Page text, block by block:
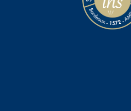
nous plaçons
des Publics
:
chaque membre de